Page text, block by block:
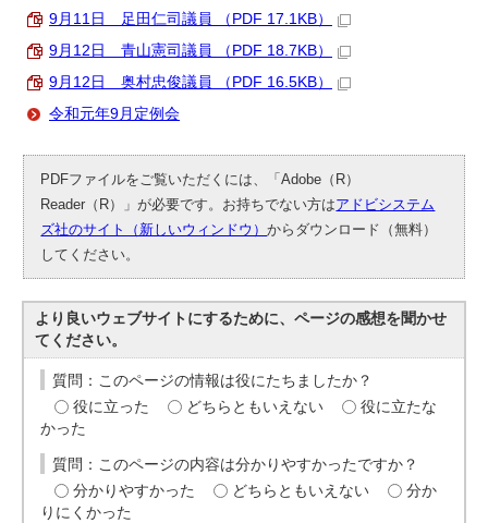
9月11日 足田仁司議員 （PDF 17.1KB）
9月12日 青山憲司議員 （PDF 18.7KB）
9月12日 奥村忠俊議員 （PDF 16.5KB）
令和元年9月定例会
PDFファイルをご覧いただくには、「Adobe（R）
Reader（R）」が必要です。お持ちでない方はアドビシステム
ズ社のサイト（新しいウィンドウ）からダウンロード（無料）
してください。
より良いウェブサイトにするために、ページの感想を聞かせ
てください。
質問：このページの情報は役にたちましたか？
役に立った
どちらともいえない
役に立たな
かった
質問：このページの内容は分かりやすかったですか？
分かりやすかった
どちらともいえない
分か
りにくかった